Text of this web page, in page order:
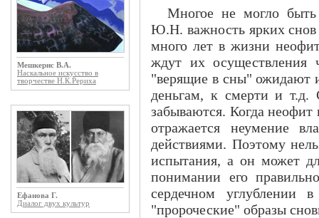
Мешкерис В.А.
Наскальное искусство в
творчестве Н.К.Рериха
Ефанова Г.
Диалог двух культур
Многое не могло быть
Ю.Н. важность ярких снов
много лет в жизни
ждут их осуществления
"верящие в сны" ожидают
деньгам, к смерти и
забываются. Когда
отражается неумение
действиями. Поэтому
испытания, а он может
понимании его
сердечном углублении
"пророческие" образы